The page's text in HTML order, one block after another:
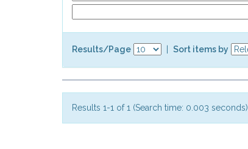
Results/Page Sort items by
Results 1-1 of 1 (Search time: 0.003 seconds).